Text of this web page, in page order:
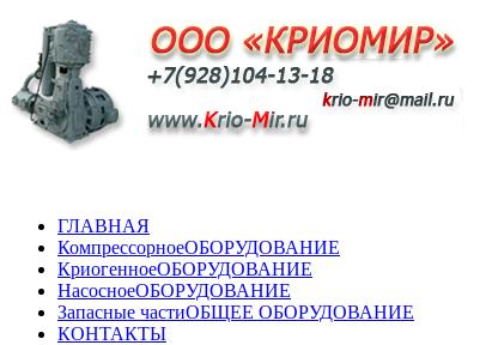
ГЛАВНАЯ
КомпрессорноеОБОРУДОВАНИЕ
КриогенноеОБОРУДОВАНИЕ
НасосноеОБОРУДОВАНИЕ
Запасные частиОБЩЕЕ ОБОРУДОВАНИЕ
КОНТАКТЫ